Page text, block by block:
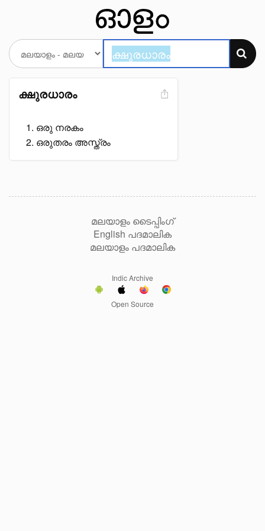
ക്ഷുരധാരം
ഒരു നരകം
ഒരുതരം അസ്ത്രം
മലയാളം ടൈപ്പിംഗ്
English പദമാലിക
മലയാളം പദമാലിക
Indic Archive
Open Source